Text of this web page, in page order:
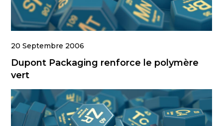
20 Septembre 2006
Dupont Packaging renforce le polymère
vert